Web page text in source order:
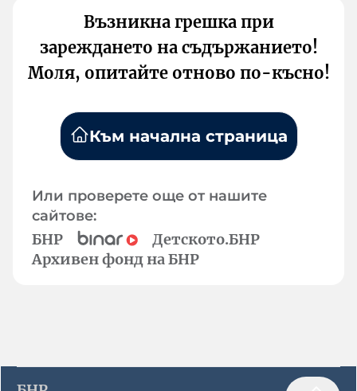
Възникна грешка при
зареждането на съдържанието!
Моля, опитайте отново по-късно!
Към начална страница
Или проверете още от нашите
сайтове:
БНР
Детското.БНР
Архивен фонд на БНР